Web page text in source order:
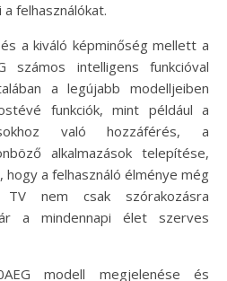
felhasználókat.
a kiváló képminőség mellett a
számos intelligens funkcióval
a legújabb modelljeiben
funkciók, mint például a
való hozzáférés, a
alkalmazások telepítése,
hogy a felhasználó élménye még
nem csak szórakozásra
a mindennapi élet szerves
modell megjelenése és